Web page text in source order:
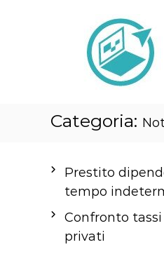
Categoria:
Prestito
tempo
Confronto
privati